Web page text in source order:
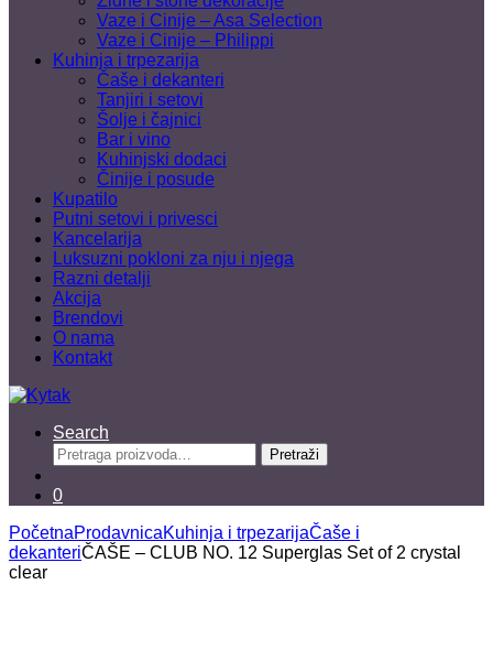
Vaze i Cinije – Asa Selection
Vaze i Cinije – Philippi
Kuhinja i trpezarija
Čaše i dekanteri
Tanjiri i setovi
Šolje i čajnici
Bar i vino
Kuhinjski dodaci
Činije i posude
Kupatilo
Putni setovi i privesci
Kancelarija
Luksuzni pokloni za nju i njega
Razni detalji
Akcija
Brendovi
O nama
Kontakt
Search
Pretraga
za:
Pretraži
0
PočetnaProdavnicaKuhinja i trpezarijaČaše i
dekanteriČAŠE – CLUB NO. 12 Superglas Set of 2 crystal
clear